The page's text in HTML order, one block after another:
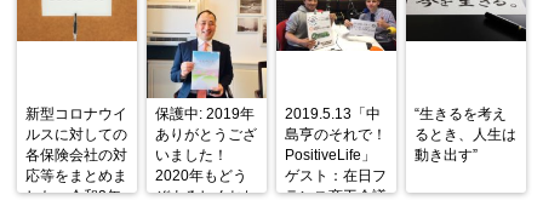
新型コロナウイ
ルスに対しての
各保険会社の対
応等をまとめま
した。令和2年
保護中: 2019年
ありがとうござ
いました！
2020年もどう
ぞよろしくおね
2019.5.13「中
島亨のそれで！
PositiveLife」
ゲスト：在日フ
ランス商工会議
“生きるを考え
るとき、人生は
動き出す”